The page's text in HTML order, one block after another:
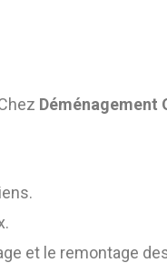
Déménagement
et le remontage